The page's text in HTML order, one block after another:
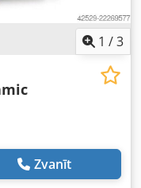
1 /3
Zvanīt